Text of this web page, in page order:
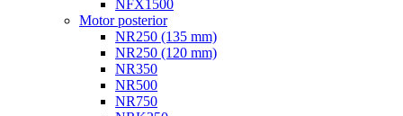
NFX1500
Motor posterior
NR250 (135 mm)
NR250 (120 mm)
NR350
NR500
NR750